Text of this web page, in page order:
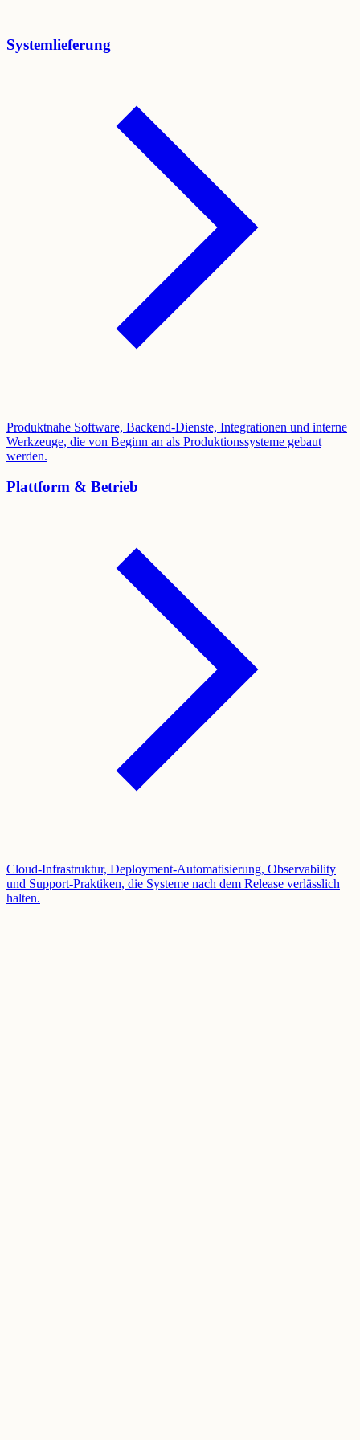
Systemlieferung
Produktnahe Software, Backend-Dienste, Integrationen und interne
Werkzeuge, die von Beginn an als Produktionssysteme gebaut
werden.
Plattform & Betrieb
Cloud-Infrastruktur, Deployment-Automatisierung, Observability
und Support-Praktiken, die Systeme nach dem Release verlässlich
halten.